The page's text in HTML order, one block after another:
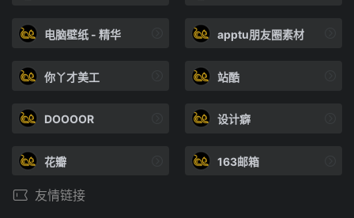
电脑壁纸 - 精华 apptu朋友圈素材
你丫才美工 站酷
DOOOOR 设计癖
花瓣 163邮箱
友情链接